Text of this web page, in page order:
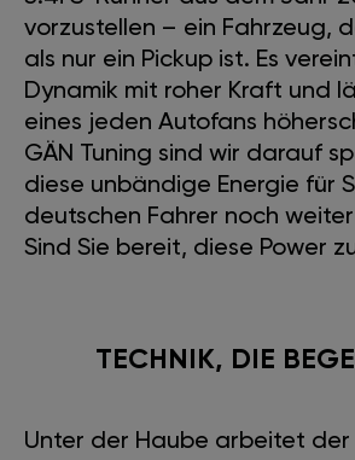
vorzustellen – ein Fahrzeug,
als nur ein Pickup ist. Es
Dynamik mit roher Kraft und
eines jeden Autofans
GÄN Tuning sind wir darauf
diese unbändige Energie für
deutschen Fahrer noch
Sind Sie bereit, diese Power
TECHNIK, DIE
Unter der Haube arbeitet